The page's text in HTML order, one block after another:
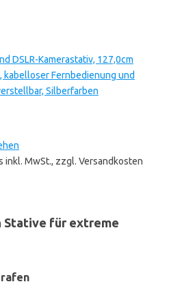
DSLR-Kamerastativ, 127,0cm
kabelloser Fernbedienung und
Silberfarben
inkl. MwSt., zzgl. Versandkosten
Stative für extreme